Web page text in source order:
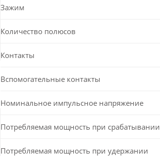
Зажим
Количество полюсов
Контакты
Вспомогательные контакты
Номинальное импульсное напряжение
Потребляемая мощность при срабатывании
Потребляемая мощность при удержании